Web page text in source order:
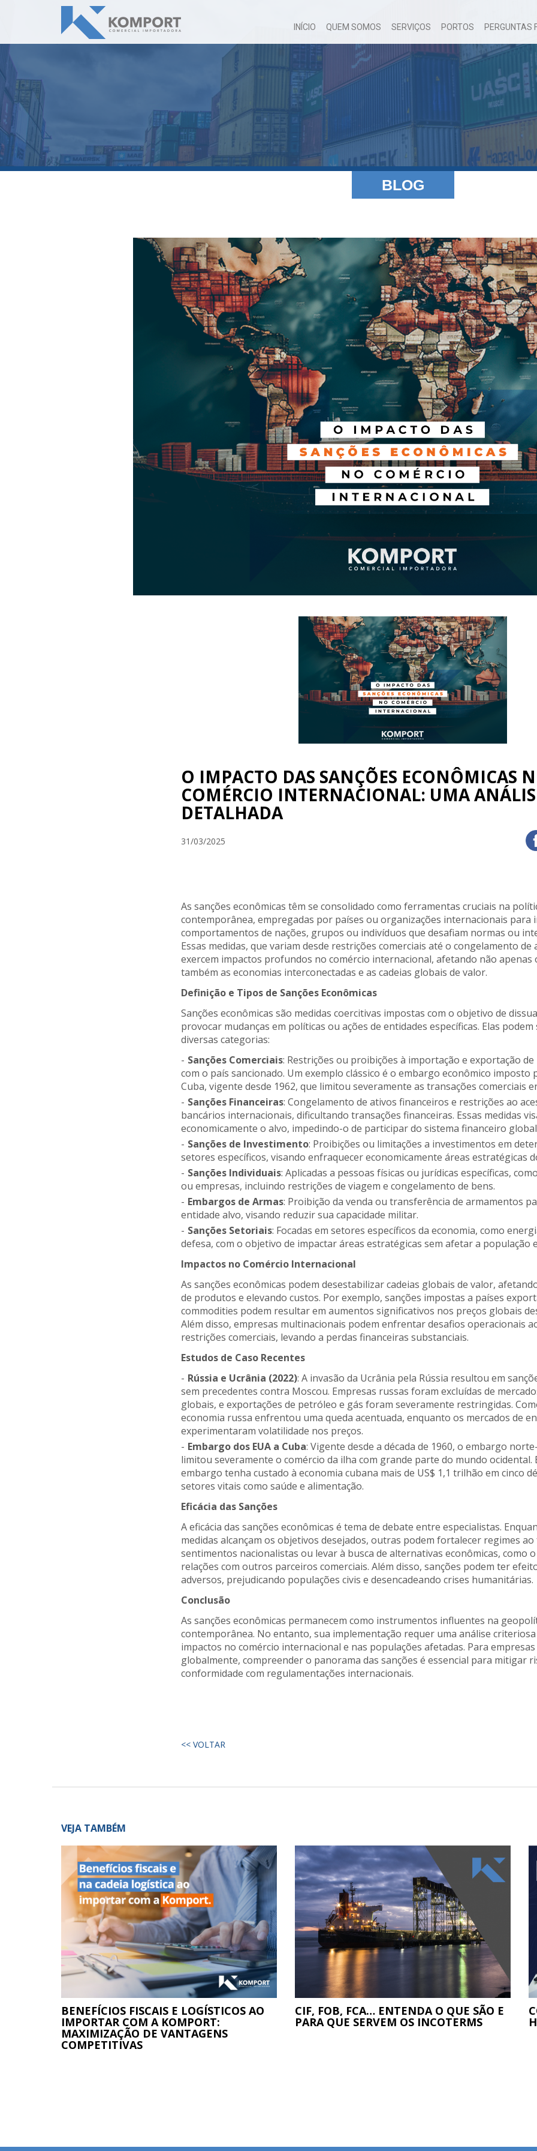
INÍCIO QUEM SOMOS SERVIÇOS PORTOS PERGUNTAS
BLOG
O IMPACTO DAS SANÇÕES ECONÔMICAS
COMÉRCIO INTERNACIONAL: UMA
DETALHADA
31/03/2025
As sanções econômicas têm se consolidado como ferramentas cruciais na
contemporânea, empregadas por países ou organizações internacionais para
comportamentos de nações, grupos ou indivíduos que desafiam normas ou
Essas medidas, que variam desde restrições comerciais até o congelamento
exercem impactos profundos no comércio internacional, afetando não apenas
também as economias interconectadas e as cadeias globais de valor.
Definição e Tipos de Sanções Econômicas
Sanções econômicas são medidas coercitivas impostas com o objetivo de
provocar mudanças em políticas ou ações de entidades específicas. Elas podem
diversas categorias:
Sanções Comerciais: Restrições ou proibições à importação e exportação de
com o país sancionado. Um exemplo clássico é o embargo econômico imposto
Cuba, vigente desde 1962, que limitou severamente as transações comerciais
Sanções Financeiras: Congelamento de ativos financeiros e restrições ao
bancários internacionais, dificultando transações financeiras. Essas medidas
economicamente o alvo, impedindo-o de participar do sistema financeiro
Sanções de Investimento: Proibições ou limitações a investimentos em
setores específicos, visando enfraquecer economicamente áreas estratégicas
Sanções Individuais: Aplicadas a pessoas físicas ou jurídicas específicas,
ou empresas, incluindo restrições de viagem e congelamento de bens.
Embargos de Armas: Proibição da venda ou transferência de armamentos
entidade alvo, visando reduzir sua capacidade militar.
Sanções Setoriais: Focadas em setores específicos da economia, como
defesa, com o objetivo de impactar áreas estratégicas sem afetar a população
Impactos no Comércio Internacional
As sanções econômicas podem desestabilizar cadeias globais de valor,
de produtos e elevando custos. Por exemplo, sanções impostas a países
commodities podem resultar em aumentos significativos nos preços globais
Além disso, empresas multinacionais podem enfrentar desafios operacionais
restrições comerciais, levando a perdas financeiras substanciais.
Estudos de Caso Recentes
Rússia e Ucrânia (2022): A invasão da Ucrânia pela Rússia resultou em
sem precedentes contra Moscou. Empresas russas foram excluídas de
globais, e exportações de petróleo e gás foram severamente restringidas.
economia russa enfrentou uma queda acentuada, enquanto os mercados de
experimentaram volatilidade nos preços.
Embargo dos EUA a Cuba: Vigente desde a década de 1960, o embargo
limitou severamente o comércio da ilha com grande parte do mundo ocidental.
embargo tenha custado à economia cubana mais de US$ 1,1 trilhão em cinco
setores vitais como saúde e alimentação.
Eficácia das Sanções
A eficácia das sanções econômicas é tema de debate entre especialistas.
medidas alcançam os objetivos desejados, outras podem fortalecer regimes
sentimentos nacionalistas ou levar à busca de alternativas econômicas, como
relações com outros parceiros comerciais. Além disso, sanções podem ter
adversos, prejudicando populações civis e desencadeando crises humanitárias.
Conclusão
As sanções econômicas permanecem como instrumentos influentes na
contemporânea. No entanto, sua implementação requer uma análise
impactos no comércio internacional e nas populações afetadas. Para
globalmente, compreender o panorama das sanções é essencial para mitigar
conformidade com regulamentações internacionais.
<< VOLTAR
VEJA TAMBÉM
BENEFÍCIOS FISCAIS E LOGÍSTICOS AO
IMPORTAR COM A KOMPORT:
MAXIMIZAÇÃO DE VANTAGENS
COMPETITIVAS
CIF, FOB, FCA… ENTENDA O QUE SÃO E
PARA QUE SERVEM OS INCOTERMS